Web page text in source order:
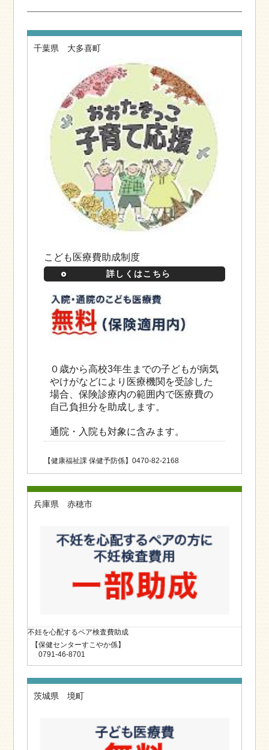
千葉県 大多喜町
こども医療費助成制度
詳しくはこちら
０歳から高校3年生までの子どもが病気
やけがなどにより医療機関を受診した
場合、保険診療内の範囲内で医療費の
自己負担分を助成します。
通院・入院も対象に含みます。
【健康福祉課 保健予防係】0470-82-2168
兵庫県 赤穂市
不妊を心配するペア検査費助成
【保健センターすこやか係】
0791-46-8701
茨城県 境町